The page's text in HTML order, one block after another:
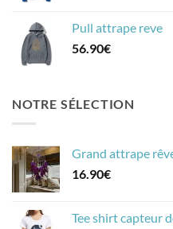
Pull attrape reve
56.90€
NOTRE SÉLECTION
Grand attrape
16.90€
Tee shirt capteur